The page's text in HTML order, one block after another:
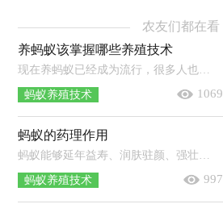
农友们都在看
养蚂蚁该掌握哪些养殖技术
蚂蚁养殖技术 1069
蚂蚁的药理作用
蚂蚁养殖技术 997